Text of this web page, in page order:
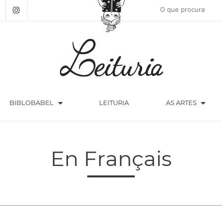
BIBLOBABEL arrow_drop_down LEITURIA AS ARTES arrow_drop_down
En Français